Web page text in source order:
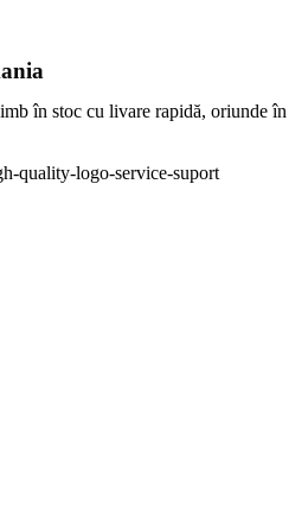
în stoc cu livare rapidă, oriunde în